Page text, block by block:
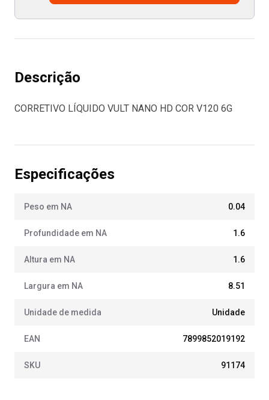
Descrição
CORRETIVO LÍQUIDO VULT NANO HD COR V120 6G
Especificações
Peso em NA 0.04
Profundidade em NA 1.6
Altura em NA 1.6
Largura em NA 8.51
Unidade de medida Unidade
EAN 7899852019192
SKU 91174